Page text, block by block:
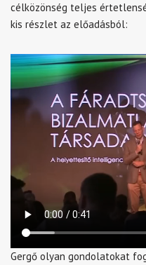
célközönség teljes
kis részlet az előadásból:
Gergő olyan gondolatokat